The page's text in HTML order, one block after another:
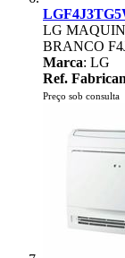
LG
BRANCO
Marca: LG
Ref.
Preço sob consulta